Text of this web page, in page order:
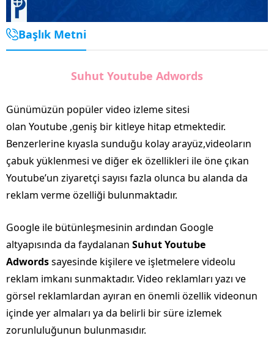
Başlık Metni
Suhut Youtube Adwords
Günümüzün popüler video izleme sitesi
olan Youtube ,geniş bir kitleye hitap etmektedir.
Benzerlerine kıyasla sunduğu kolay arayüz,videoların
çabuk yüklenmesi ve diğer ek özellikleri ile öne çıkan
Youtube’un ziyaretçi sayısı fazla olunca bu alanda da
reklam verme özelliği bulunmaktadır.
Google ile bütünleşmesinin ardından Google
altyapısında da faydalanan Suhut Youtube
Adwordssayesinde kişilere ve işletmelere videolu
reklam imkanı sunmaktadır. Video reklamları yazı ve
görsel reklamlardan ayıran en önemli özellik videonun
içinde yer almaları ya da belirli bir süre izlemek
zorunluluğunun bulunmasıdır.